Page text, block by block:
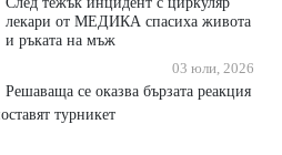
лекари от МЕДИКА спасиха живота
и ръката на мъж
03 юли, 2026
Решаваща се оказва бързата реакция
турникет